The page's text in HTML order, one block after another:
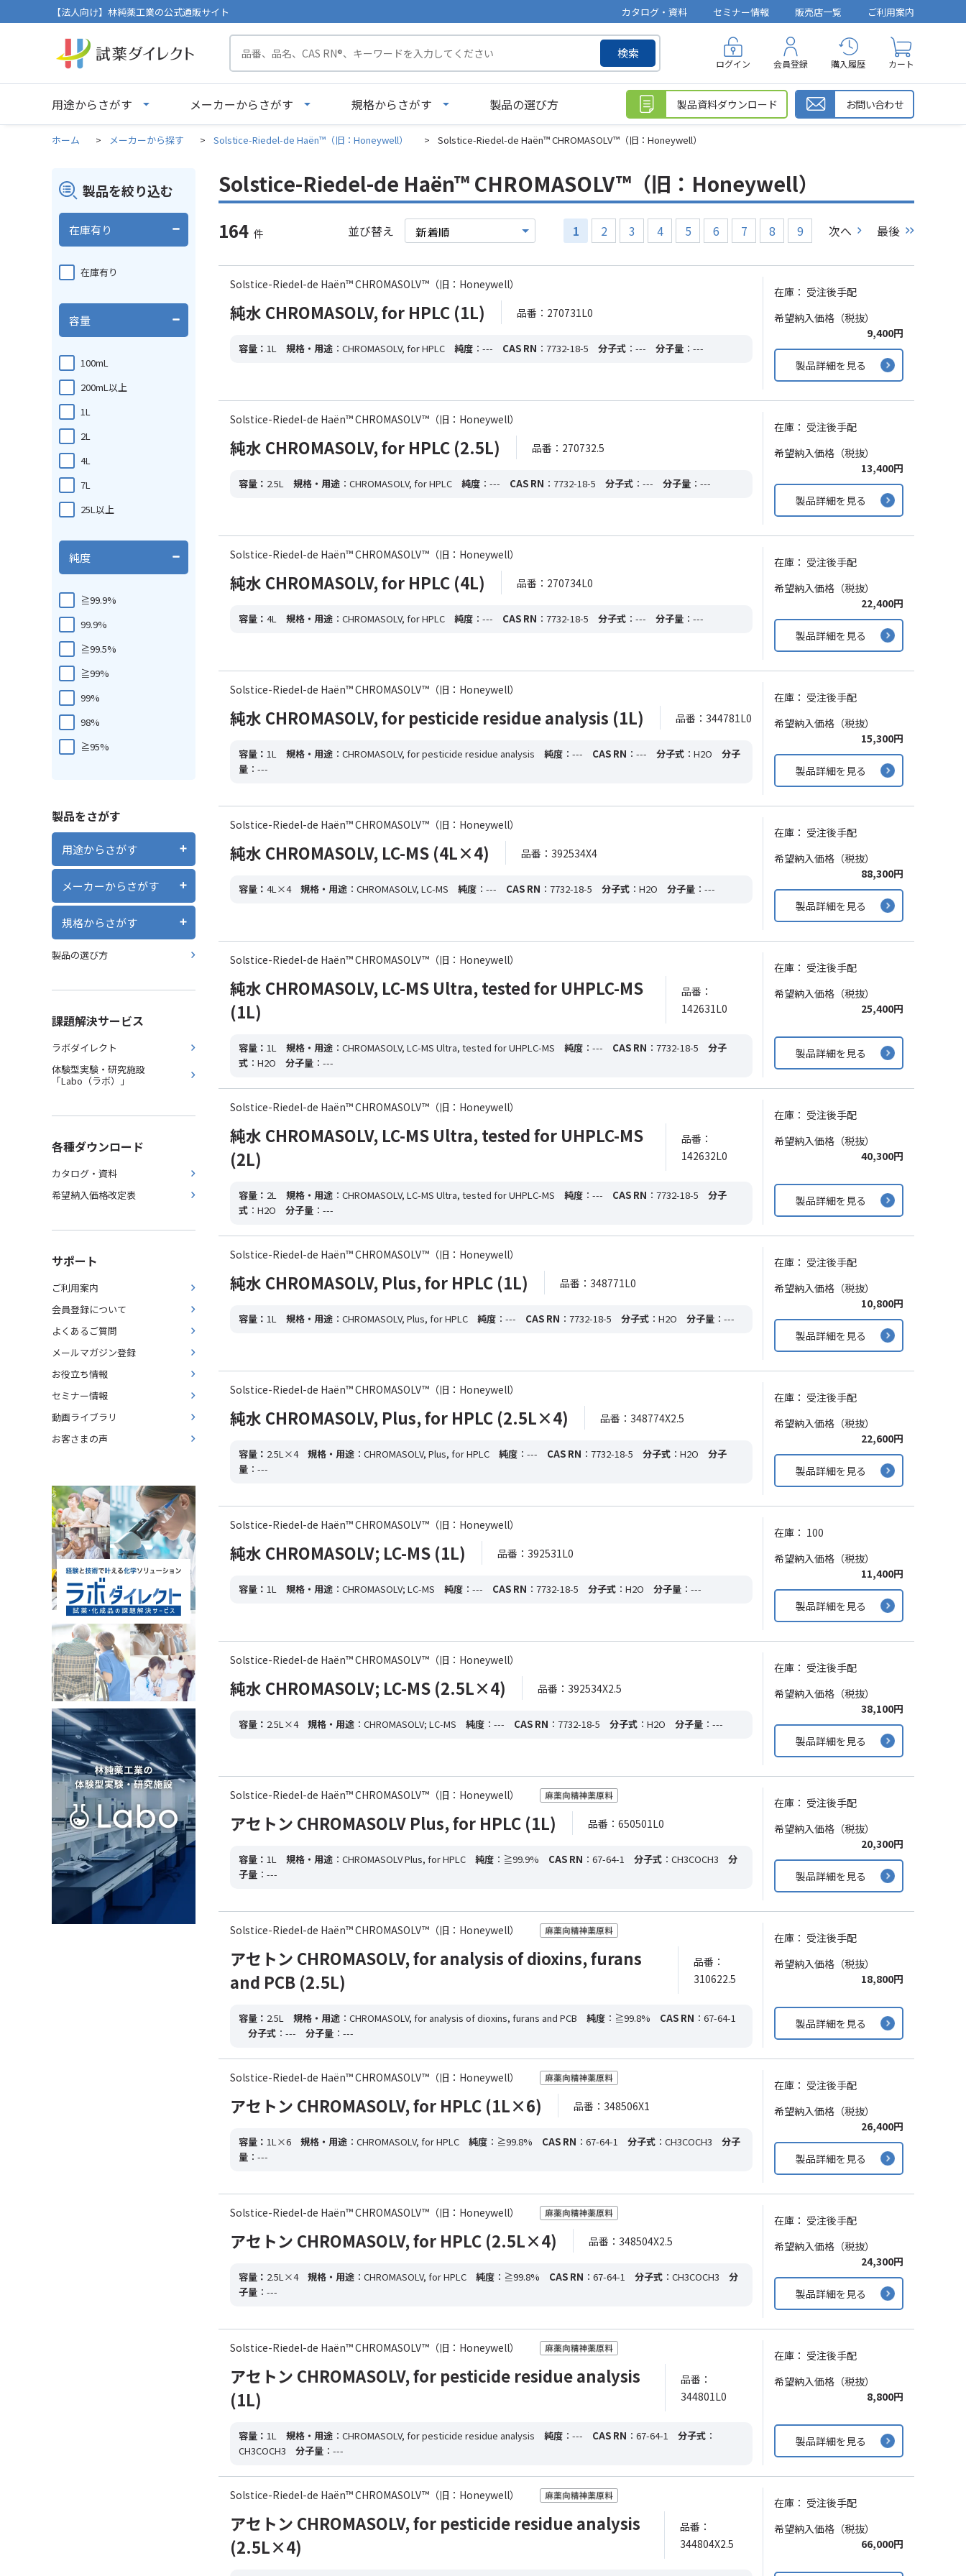
【法人向け】林純薬工業の公式通販サイト カタログ・資料 セミナー情報 販売店一覧 ご利用案内
検索
ログイン 会員登録 購入履歴 カート
用途からさがす メーカーからさがす 規格からさがす 製品の選び方 製品資料ダウンロード お問い合わせ
ホーム > メーカーから探す > Solstice-Riedel-de Haën™（旧：Honeywell） > Solstice-Riedel-de Haën™ CHROMASOLV™（旧：Honeywell）
製品を絞り込む
在庫有り
在庫有り
容量
100mL
200mL以上
1L
2L
4L
7L
25L以上
純度
≧99.9%
99.9%
≧99.5%
≧99%
99%
98%
≧95%
製品をさがす
用途からさがす
メーカーからさがす
規格からさがす
製品の選び方
課題解決サービス
ラボダイレクト
体験型実験・研究施設
「Labo（ラボ）」
各種ダウンロード
カタログ・資料
希望納入価格改定表
サポート
ご利用案内
会員登録について
よくあるご質問
メールマガジン登録
お役立ち情報
セミナー情報
動画ライブラリ
お客さまの声
Solstice-Riedel-de Haën™ CHROMASOLV™（旧：Honeywell）
164 件 並び替え 1 2 3 4 5 6 7 8 9 次へ 最後
Solstice-Riedel-de Haën™ CHROMASOLV™（旧：Honeywell）
純水 CHROMASOLV, for HPLC (1L) 品番：270731L0
容量： 1L 規格・用途 ：CHROMASOLV, for HPLC 純度 ：--- CAS RN ：7732-18-5 分子式 ：--- 分子量 ：---
在庫： 受注後手配
希望納入価格（税抜）
9,400円
製品詳細を見る
Solstice-Riedel-de Haën™ CHROMASOLV™（旧：Honeywell）
純水 CHROMASOLV, for HPLC (2.5L) 品番：270732.5
容量： 2.5L 規格・用途 ：CHROMASOLV, for HPLC 純度 ：--- CAS RN ：7732-18-5 分子式 ：--- 分子量 ：---
在庫： 受注後手配
希望納入価格（税抜）
13,400円
製品詳細を見る
Solstice-Riedel-de Haën™ CHROMASOLV™（旧：Honeywell）
純水 CHROMASOLV, for HPLC (4L) 品番：270734L0
容量： 4L 規格・用途 ：CHROMASOLV, for HPLC 純度 ：--- CAS RN ：7732-18-5 分子式 ：--- 分子量 ：---
在庫： 受注後手配
希望納入価格（税抜）
22,400円
製品詳細を見る
Solstice-Riedel-de Haën™ CHROMASOLV™（旧：Honeywell）
純水 CHROMASOLV, for pesticide residue analysis (1L) 品番：344781L0
容量： 1L 規格・用途 ：CHROMASOLV, for pesticide residue analysis 純度 ：--- CAS RN ：--- 分子式 ：H2O
分子
量 ：---
在庫： 受注後手配
希望納入価格（税抜）
15,300円
製品詳細を見る
Solstice-Riedel-de Haën™ CHROMASOLV™（旧：Honeywell）
純水 CHROMASOLV, LC-MS (4L×4) 品番：392534X4
容量： 4L×4 規格・用途 ：CHROMASOLV, LC-MS 純度 ：--- CAS RN ：7732-18-5 分子式 ：H2O 分子量 ：---
在庫： 受注後手配
希望納入価格（税抜）
88,300円
製品詳細を見る
Solstice-Riedel-de Haën™ CHROMASOLV™（旧：Honeywell）
純水 CHROMASOLV, LC-MS Ultra, tested for UHPLC-MS
(1L)
品番：
142631L0
容量： 1L 規格・用途 ：CHROMASOLV, LC-MS Ultra, tested for UHPLC-MS 純度 ：--- CAS RN ：7732-18-5
分子
式 ：H2O 分子量 ：---
在庫： 受注後手配
希望納入価格（税抜）
25,400円
製品詳細を見る
Solstice-Riedel-de Haën™ CHROMASOLV™（旧：Honeywell）
純水 CHROMASOLV, LC-MS Ultra, tested for UHPLC-MS
(2L)
品番：
142632L0
容量： 2L 規格・用途 ：CHROMASOLV, LC-MS Ultra, tested for UHPLC-MS 純度 ：--- CAS RN ：7732-18-5
分子
式 ：H2O 分子量 ：---
在庫： 受注後手配
希望納入価格（税抜）
40,300円
製品詳細を見る
Solstice-Riedel-de Haën™ CHROMASOLV™（旧：Honeywell）
純水 CHROMASOLV, Plus, for HPLC (1L) 品番：348771L0
容量： 1L 規格・用途 ：CHROMASOLV, Plus, for HPLC 純度 ：--- CAS RN ：7732-18-5 分子式 ：H2O 分子量 ：---
在庫： 受注後手配
希望納入価格（税抜）
10,800円
製品詳細を見る
Solstice-Riedel-de Haën™ CHROMASOLV™（旧：Honeywell）
純水 CHROMASOLV, Plus, for HPLC (2.5L×4) 品番：348774X2.5
容量： 2.5L×4 規格・用途 ：CHROMASOLV, Plus, for HPLC 純度 ：--- CAS RN ：7732-18-5 分子式 ：H2O
分子
量 ：---
在庫： 受注後手配
希望納入価格（税抜）
22,600円
製品詳細を見る
Solstice-Riedel-de Haën™ CHROMASOLV™（旧：Honeywell）
純水 CHROMASOLV; LC-MS (1L) 品番：392531L0
容量： 1L 規格・用途 ：CHROMASOLV; LC-MS 純度 ：--- CAS RN ：7732-18-5 分子式 ：H2O 分子量 ：---
在庫： 100
希望納入価格（税抜）
11,400円
製品詳細を見る
Solstice-Riedel-de Haën™ CHROMASOLV™（旧：Honeywell）
純水 CHROMASOLV; LC-MS (2.5L×4) 品番：392534X2.5
容量： 2.5L×4 規格・用途 ：CHROMASOLV; LC-MS 純度 ：--- CAS RN ：7732-18-5 分子式 ：H2O 分子量 ：---
在庫： 受注後手配
希望納入価格（税抜）
38,100円
製品詳細を見る
Solstice-Riedel-de Haën™ CHROMASOLV™（旧：Honeywell）
アセトン CHROMASOLV Plus, for HPLC (1L) 品番：650501L0
容量： 1L 規格・用途 ：CHROMASOLV Plus, for HPLC 純度 ：≧99.9% CAS RN ：67-64-1 分子式 ：CH3COCH3
分
子量 ：---
在庫： 受注後手配
希望納入価格（税抜）
20,300円
製品詳細を見る
Solstice-Riedel-de Haën™ CHROMASOLV™（旧：Honeywell）
アセトン CHROMASOLV, for analysis of dioxins, furans
and PCB (2.5L)
品番：
310622.5
容量： 2.5L 規格・用途 ：CHROMASOLV, for analysis of dioxins, furans and PCB 純度 ：≧99.8% CAS RN ：67-64-1
分子式 ：--- 分子量 ：---
在庫： 受注後手配
希望納入価格（税抜）
18,800円
製品詳細を見る
Solstice-Riedel-de Haën™ CHROMASOLV™（旧：Honeywell）
アセトン CHROMASOLV, for HPLC (1L×6) 品番：348506X1
容量： 1L×6 規格・用途 ：CHROMASOLV, for HPLC 純度 ：≧99.8% CAS RN ：67-64-1 分子式 ：CH3COCH3
分子
量 ：---
在庫： 受注後手配
希望納入価格（税抜）
26,400円
製品詳細を見る
Solstice-Riedel-de Haën™ CHROMASOLV™（旧：Honeywell）
アセトン CHROMASOLV, for HPLC (2.5L×4) 品番：348504X2.5
容量： 2.5L×4 規格・用途 ：CHROMASOLV, for HPLC 純度 ：≧99.8% CAS RN ：67-64-1 分子式 ：CH3COCH3
分
子量 ：---
在庫： 受注後手配
希望納入価格（税抜）
24,300円
製品詳細を見る
Solstice-Riedel-de Haën™ CHROMASOLV™（旧：Honeywell）
アセトン CHROMASOLV, for pesticide residue analysis
(1L)
品番：
344801L0
容量： 1L 規格・用途 ：CHROMASOLV, for pesticide residue analysis 純度 ：--- CAS RN ：67-64-1 分子式 ：
CH3COCH3
分子量 ：---
在庫： 受注後手配
希望納入価格（税抜）
8,800円
製品詳細を見る
Solstice-Riedel-de Haën™ CHROMASOLV™（旧：Honeywell）
アセトン CHROMASOLV, for pesticide residue analysis
(2.5L×4)
品番：
344804X2.5
在庫： 受注後手配
希望納入価格（税抜）
66,000円